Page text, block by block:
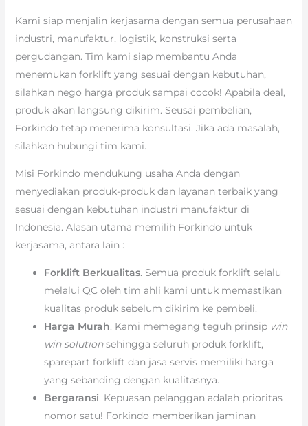
Kami siap menjalin kerjasama dengan semua perusahaan
industri, manufaktur, logistik, konstruksi serta
pergudangan. Tim kami siap membantu Anda
menemukan forklift yang sesuai dengan kebutuhan,
silahkan nego harga produk sampai cocok! Apabila deal,
produk akan langsung dikirim. Seusai pembelian,
Forkindo tetap menerima konsultasi. Jika ada masalah,
silahkan hubungi tim kami.
Misi Forkindo mendukung usaha Anda dengan
menyediakan produk-produk dan layanan terbaik yang
sesuai dengan kebutuhan industri manufaktur di
Indonesia. Alasan utama memilih Forkindo untuk
kerjasama, antara lain :
Forklift Berkualitas. Semua produk forklift selalu
melalui QC oleh tim ahli kami untuk memastikan
kualitas produk sebelum dikirim ke pembeli.
Harga Murah. Kami memegang teguh prinsip win
win solutionsehingga seluruh produk forklift,
sparepart forklift dan jasa servis memiliki harga
yang sebanding dengan kualitasnya.
Bergaransi. Kepuasan pelanggan adalah prioritas
nomor satu! Forkindo memberikan jaminan